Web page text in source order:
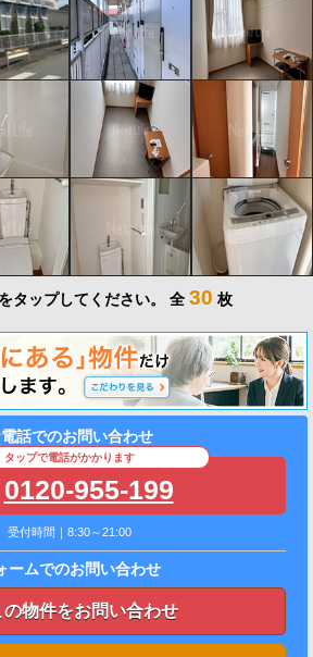
タップしてください。 全 30 枚
話でのお問い合わせ
タップで電話がかかります
0120-955-199
受付時間｜8:30～21:00
ームでのお問い合わせ
の物件をお問い合わせ